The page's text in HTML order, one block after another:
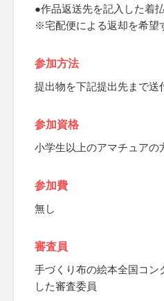
●作品返送先を記入した着
※宅配便による返却を希望
参加方法
提出物を下記提出先まで送
参加資格
小学生以上のアマチュアの
参加費
無し
審査員
手づくり布の絵本全国コン
した審査委員